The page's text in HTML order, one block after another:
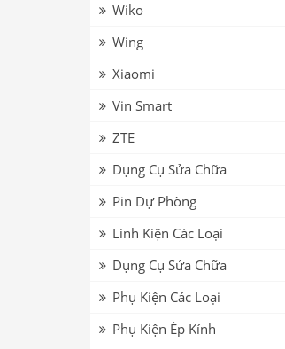
Wiko
Wing
Xiaomi
Vin Smart
ZTE
Dụng Cụ Sửa Chữa
Pin Dự Phòng
Linh Kiện Các Loại
Dụng Cụ Sửa Chữa
Phụ Kiện Các Loại
Phụ Kiện Ép Kính